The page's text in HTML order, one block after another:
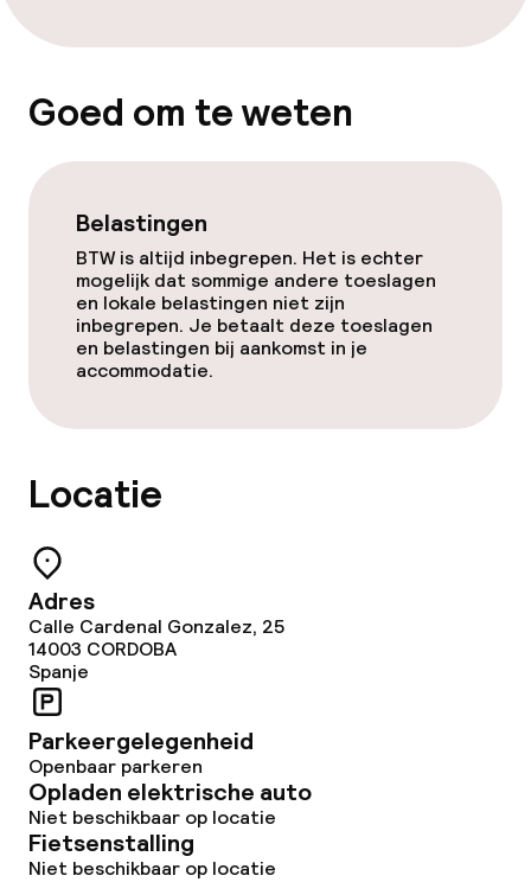
Goed om te weten
Belastingen
BTW is altijd inbegrepen. Het is echter
mogelijk dat sommige andere toeslagen
en lokale belastingen niet zijn
inbegrepen. Je betaalt deze toeslagen
en belastingen bij aankomst in je
accommodatie.
Locatie
Adres
Calle Cardenal Gonzalez, 25
14003 CORDOBA
Spanje
Parkeergelegenheid
Openbaar parkeren
Opladen elektrische auto
Niet beschikbaar op locatie
Fietsenstalling
Niet beschikbaar op locatie